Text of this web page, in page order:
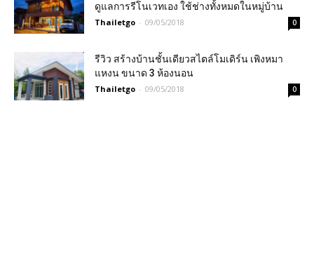
ดูแลการรีโนเวทเอง ใช้ช่างทั้งหมดในหมู่บ้าน
Thailetgo - 09/05/2018 0
รีวิว สร้างบ้านชั้นเดียวสไตล์โมเดิร์น เพิงหมา
แหงน ขนาด 3 ห้องนอน
Thailetgo - 09/05/2018 0